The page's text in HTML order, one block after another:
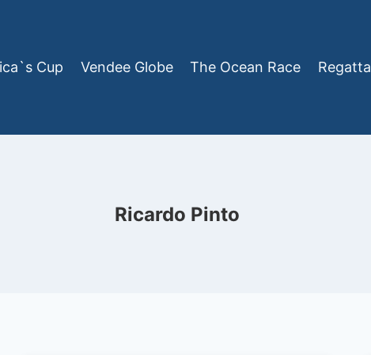
Cup Vendee Globe The Ocean Race Regatta
Ricardo Pinto